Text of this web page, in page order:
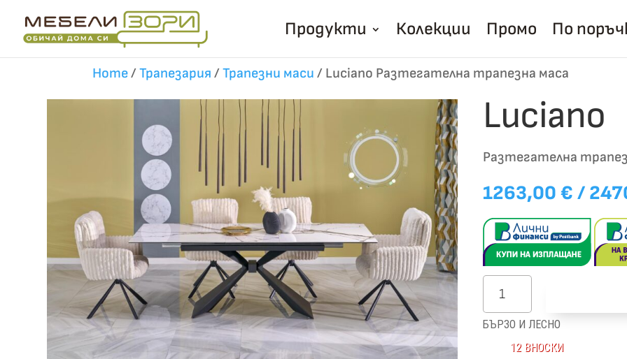
Продукти Колекции Промо По
Бърза поръчка
Home/Трапезария /Трапезни маси / Luciano Разтегателна трапезна маса
Luciano
Разтегателна
1263,00€ /
количество
за
Luciano
БЪРЗО И ЛЕСНО
12 ВНОСКИ